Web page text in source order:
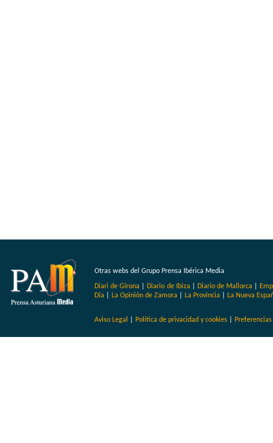
Otras webs del Grupo Prensa Ibérica Media
Diari de Girona Diario de Ibiza Diario de Mallorca
Día
La Opinión de Zamora La Provincia La Nueva
Aviso Legal Política de privacidad y cookies